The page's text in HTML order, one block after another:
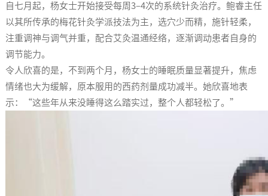
自七月起，杨女士开始接受每周3–4次的系统针灸治疗。鲍睿主任
以其所传承的梅花针灸学派技法为主，选穴少而精，施针轻柔，
注重调神与调气并重，配合艾灸温通经络，逐渐调动患者自身的
调节能力。
令人欣喜的是，不到两个月，杨女士的睡眠质量显著提升，焦虑
情绪也大为缓解，原本服用的西药剂量成功减半。她欣喜地表
示：“这些年从来没睡得这么踏实过，整个人都轻松了。”